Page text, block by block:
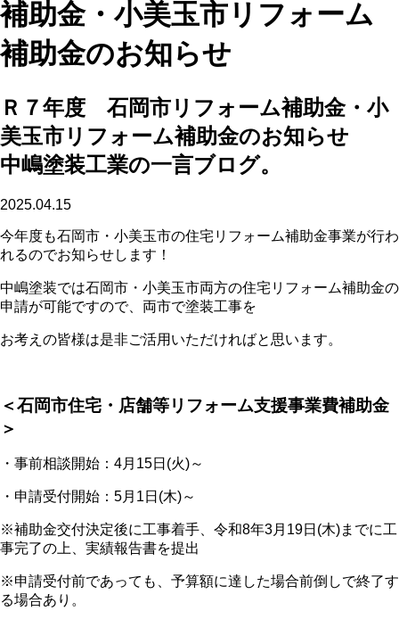
補助金・小美玉市リフォーム
補助金のお知らせ
Ｒ７年度 石岡市リフォーム補助金・小
美玉市リフォーム補助金のお知らせ
中嶋塗装工業の一言ブログ。
2025.04.15
今年度も石岡市・小美玉市の住宅リフォーム補助金事業が行わ
れるのでお知らせします！
中嶋塗装では石岡市・小美玉市両方の住宅リフォーム補助金の
申請が可能ですので、両市で塗装工事を
お考えの皆様は是非ご活用いただければと思います。
＜石岡市住宅・店舗等リフォーム支援事業費補助金
＞
・事前相談開始：4月15日(火)～
・申請受付開始：5月1日(木)～
※補助金交付決定後に工事着手、令和8年3月19日(木)までに工
事完了の上、実績報告書を提出
※申請受付前であっても、予算額に達した場合前倒しで終了す
る場合あり。